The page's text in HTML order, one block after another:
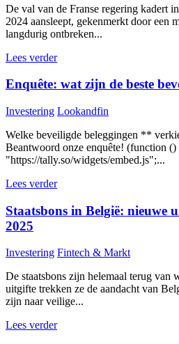
De val van de Franse regering kadert
2024 aansleept, gekenmerkt door een
langdurig ontbreken...
Lees verder
Enquête: wat zijn de beste
Investering Lookandfin
Welke beveiligde beleggingen **
Beantwoord onze enquête! (function
"https://tally.so/widgets/embed.js";...
Lees verder
Staatsbons in België: nieuwe
2025
Investering Fintech & Markt
De staatsbons zijn helemaal terug van
uitgifte trekken ze de aandacht van
zijn naar veilige...
Lees verder